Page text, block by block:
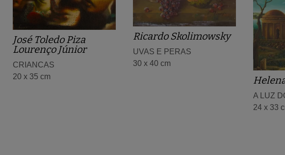
Ricardo Skolimowsky
UVAS E PERAS
30 x 40 cm
José Toledo Piza
Lourenço Júnior
CRIANCAS
20 x 35 cm
A LUZ
24 x 33